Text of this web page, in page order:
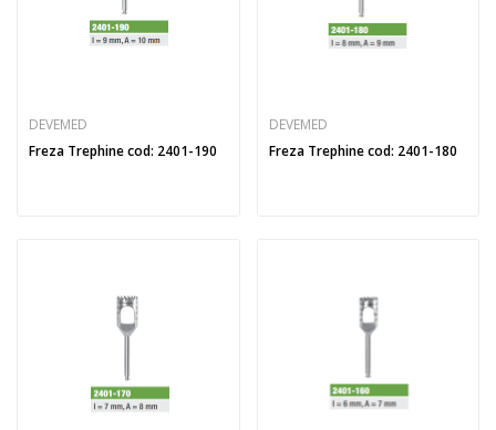
DEVEMED
Freza Trephine cod: 2401-190
DEVEMED
Freza Trephine cod: 2401-180